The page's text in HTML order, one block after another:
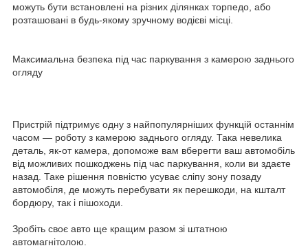
можуть бути встановлені на різних ділянках торпедо, або
розташовані в будь-якому зручному водієві місці.
Максимальна безпека під час паркування з камерою заднього
огляду
Пристрій підтримує одну з найпопулярніших функцій останнім
часом — роботу з камерою заднього огляду. Така невелика
деталь, як-от камера, допоможе вам вберегти ваш автомобіль
від можливих пошкоджень під час паркування, коли ви здаєте
назад. Таке рішення повністю усуває сліпу зону позаду
автомобіля, де можуть перебувати як перешкоди, на кшталт
бордюру, так і пішоходи.
Зробіть своє авто ще кращим разом зі штатною
автомагнітолою.